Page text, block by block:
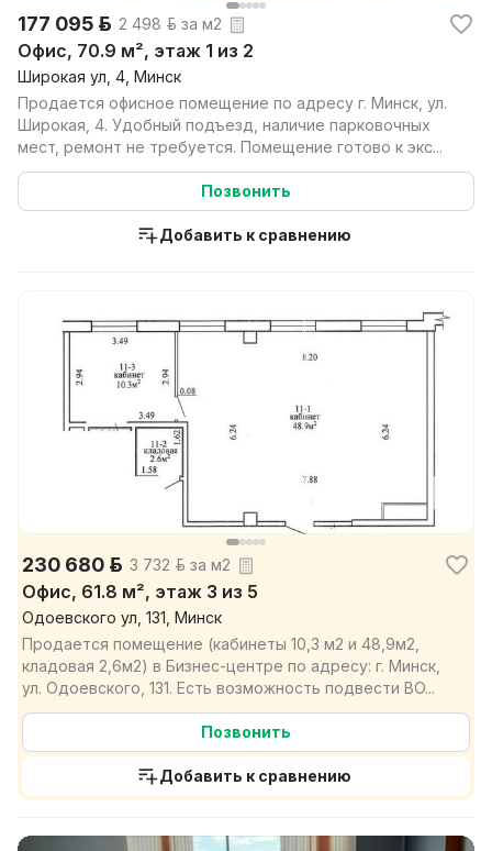
177 095 р. 2 498 р. за м2
Офис, 70.9 м², этаж 1 из 2
Широкая ул, 4, Минск
Продается офисное помещение по адресу г. Минск, ул.
Широкая, 4. Удобный подъезд, наличие парковочных
мест, ремонт не требуется. Помещение готово к экс...
Позвонить
Добавить к сравнению
230 680 р. 3 732 р. за м2
Офис, 61.8 м², этаж 3 из 5
Одоевского ул, 131, Минск
Продается помещение (кабинеты 10,3 м2 и 48,9м2,
кладовая 2,6м2) в Бизнес-центре по адресу: г. Минск,
ул. Одоевского, 131. Есть возможность подвести ВО...
Позвонить
Добавить к сравнению